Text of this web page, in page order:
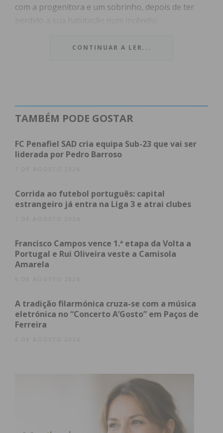
com a progenitora e um sobrinho, depois de ter
O homem, que negou a autoria do crime durante o
o juiz presidente, salientando o facto do arguido se
responsabilizar”.
Para a convicção do Tribunal contribuiu o
homicida, que denunciou o caso às autoridades
cerca de seis meses depois, levando à exumação do
corpo da idosa e à descoberta do crime. O homem,
disse ao Tribunal que não denunciou o crime
quando este aconteceu “por medo”, só o tendo
“Não ficou qualquer dúvida que tinha sido o senhor
a praticar os factos”, referiu o juiz.
António Moura foi assim condenado por um crime
anos. Foi também declarada a sua indignidade
sucessória, perdendo assim direito à herança da
CONTINUAR A LER...
TAMBÉM PODE GOSTAR
FC Penafiel SAD cria equipa Sub-23 que vai ser
liderada por Pedro Barroso
7 DE AGOSTO 2026
Corrida ao futebol português: capital
estrangeiro já entra na Liga 3 e atrai clubes
7 DE AGOSTO 2026
Francisco Campos vence 1.ª etapa da Volta a
Portugal e Rui Oliveira veste a Camisola
Amarela
6 DE AGOSTO 2026
A tradição filarmónica cruza-se com a música
eletrónica no “Concerto A’Gosto” em Paços de
Ferreira
6 DE AGOSTO 2026